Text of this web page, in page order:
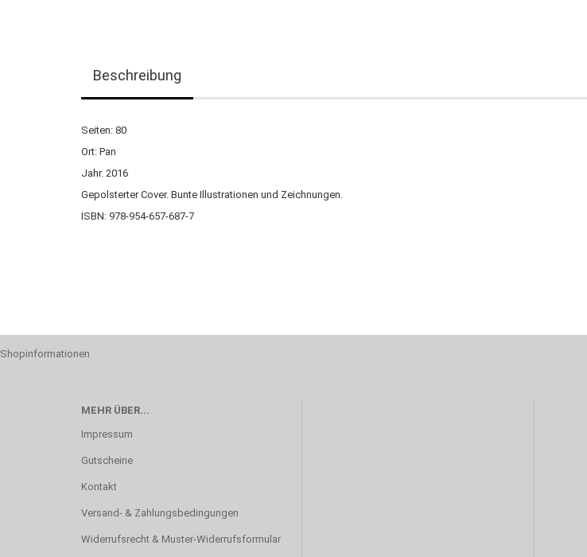
Beschreibung
Seiten: 80
Ort: Pan
Jahr. 2016
Gepolsterter Cover. Bunte Illustrationen und Zeichnungen.
ISBN: 978-954-657-687-7
Shopinformationen
MEHR ÜBER...
Impressum
Gutscheine
Kontakt
Versand- & Zahlungsbedingungen
Widerrufsrecht & Muster-Widerrufsformular